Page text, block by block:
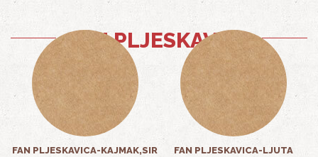
FAN PLJESKAVICE
FAN PLJESKAVICA-KAJMAK,SIR FAN PLJESKAVICA-LJUTA